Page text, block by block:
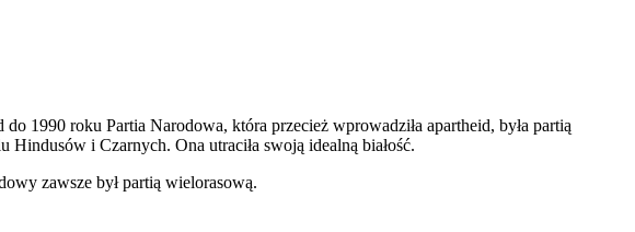
1990 roku Partia Narodowa, która przecież wprowadziła apartheid, była partią
i Czarnych. Ona utraciła swoją idealną białość.
zawsze był partią wielorasową.